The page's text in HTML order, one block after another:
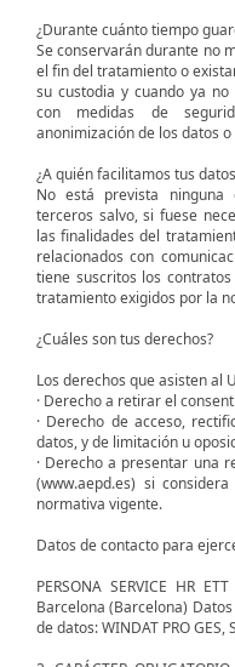
¿Durante cuánto tiempo
Se conservarán durante no
el fin del tratamiento o
su custodia y cuando ya
con medidas de
anonimización de los datos
¿A quién facilitamos tus
No está prevista ninguna
terceros salvo, si fuese
las finalidades del
relacionados con
tiene suscritos los
tratamiento exigidos por la
¿Cuáles son tus derechos?
Los derechos que asisten al
· Derecho a retirar el
· Derecho de acceso,
datos, y de limitación u
· Derecho a presentar una
(www.aepd.es) si
normativa vigente.
Datos de contacto para
PERSONA SERVICE HR
Barcelona (Barcelona)
de datos: WINDAT PRO